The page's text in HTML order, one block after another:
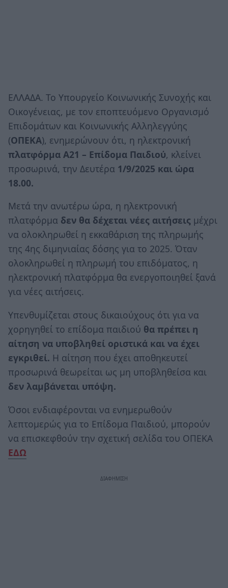
ΕΛΛΑΔΑ. Το Υπουργείο Κοινωνικής Συνοχής και
Οικογένειας, με τον εποπτευόμενο Οργανισμό
Επιδομάτων και Κοινωνικής Αλληλεγγύης
(ΟΠΕΚΑ), ενημερώνουν ότι, η ηλεκτρονική
πλατφόρμα Α21 – Επίδομα Παιδιού, κλείνει
προσωρινά, την Δευτέρα 1/9/2025 και ώρα
18.00.
Μετά την ανωτέρω ώρα, η ηλεκτρονική
πλατφόρμα δεν θα δέχεται νέες αιτήσεις μέχρι
να ολοκληρωθεί η εκκαθάριση της πληρωμής
της 4ης διμηνιαίας δόσης για το 2025. Όταν
ολοκληρωθεί η πληρωμή του επιδόματος, η
ηλεκτρονική πλατφόρμα θα ενεργοποιηθεί ξανά
για νέες αιτήσεις.
Υπενθυμίζεται στους δικαιούχους ότι για να
χορηγηθεί το επίδομα παιδιού θα πρέπει η
αίτηση να υποβληθεί οριστικά και να έχει
εγκριθεί. Η αίτηση που έχει αποθηκευτεί
προσωρινά θεωρείται ως μη υποβληθείσα και
δεν λαμβάνεται υπόψη.
Όσοι ενδιαφέρονται να ενημερωθούν
λεπτομερώς για το Επίδομα Παιδιού, μπορούν
να επισκεφθούν την σχετική σελίδα του ΟΠΕΚΑ
ΕΔΩ